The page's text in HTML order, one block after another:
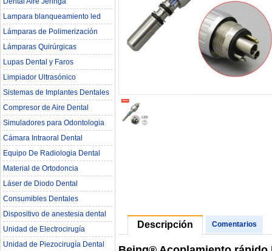
Lampara blanqueamiento led
dental
Lámparas de Polimerización
Lámparas Quirúrgicas
Lupas Dental y Faros
Limpiador Ultrasónico
Sistemas de Implantes Dentales
Compresor de Aire Dental
Simuladores para Odontologia
Cámara Intraoral Dental
Equipo De Radiologia Dental‎
Material de Ortodoncia
Láser de Diodo Dental
Consumibles Dentales
Dispositivo de anestesia dental
Unidad de Electrocirugía
Unidad de Piezocirugía Dental
Descripción Comentarios